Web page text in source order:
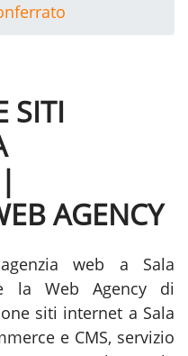
SITI
AGENCY
web a Sala
la Web Agency di
siti internet a Sala
e CMS, servizio